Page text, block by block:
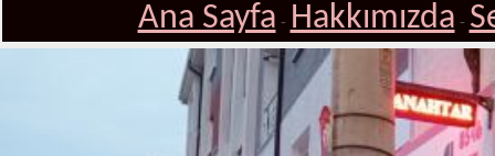
Ana Sayfa - Hakkımızda -